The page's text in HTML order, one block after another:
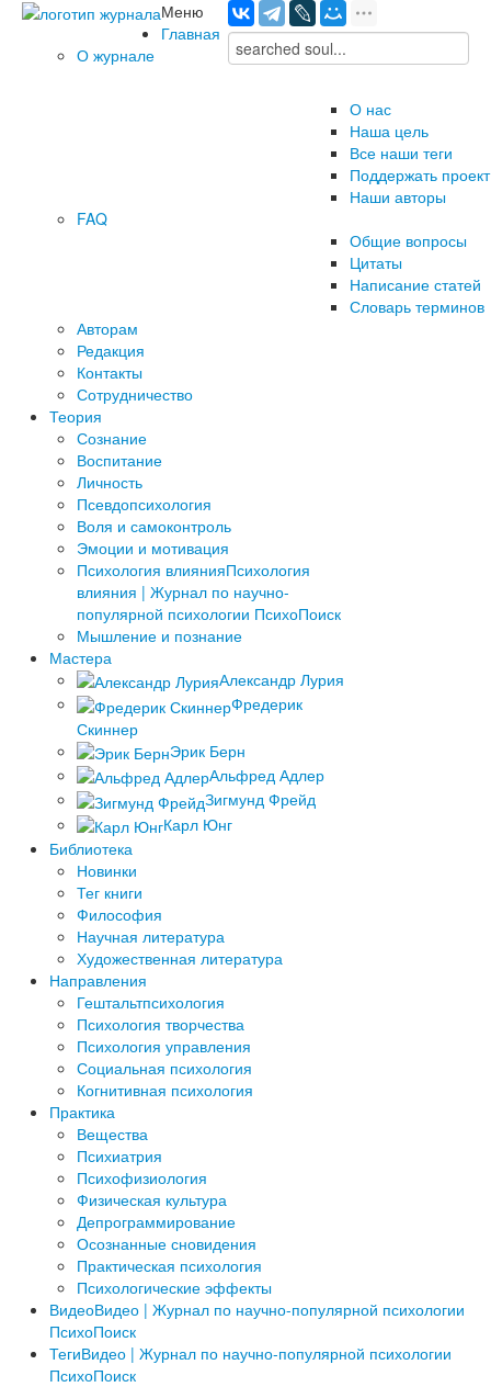
Меню
Главная
О журнале
О нас
Наша цель
Все наши теги
Поддержать проект
Наши авторы
FAQ
Общие вопросы
Цитаты
Написание статей
Словарь терминов
Авторам
Редакция
­Контакты
Сотрудничество
Теория
Сознание
Воспитание
Личность
Псевдопсихология
Воля и самоконтроль
Эмоции и мотивация
Психология влиянияПсихология
влияния | Журнал по научно-
популярной психологии ПсихоПоиск
Мышление и познание
Мастера
Александр Лурия
Фредерик
Скиннер
Эрик Берн
Альфред Адлер
Зигмунд Фрейд
Карл Юнг
Библиотека
Новинки
Тег книги
Философия
Научная литература
Художественная литература
Направления
Гештальтпсихология
Психология творчества
Психология управления
Социальная психология
Когнитивная психология
Практика
Вещества
Психиатрия
Психофизиология
Физическая культура
Депрограммирование
Осознанные сновидения
Практическая психология
Психологические эффекты
ВидеоВидео | Журнал по научно-популярной психологии
ПсихоПоиск
ТегиВидео | Журнал по научно-популярной психологии
ПсихоПоиск